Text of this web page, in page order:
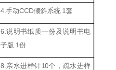
4.手动CCD倾斜系统 1套
6.说明书纸质一份及说明书电
子版 1份
8.亲水进样针10个，疏水进样